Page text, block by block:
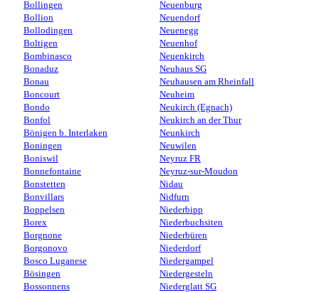
Bollingen
Bollion
Bollodingen
Boltigen
Bombinasco
Bonaduz
Bonau
Boncourt
Bondo
Bonfol
Bönigen b. Interlaken
Boningen
Boniswil
Bonnefontaine
Bonstetten
Bonvillars
Boppelsen
Borex
Borgnone
Borgonovo
Bosco Luganese
Bösingen
Bossonnens
Neuenburg
Neuendorf
Neuenegg
Neuenhof
Neuenkirch
Neuhaus SG
Neuhausen am Rheinfall
Neuheim
Neukirch (Egnach)
Neukirch an der Thur
Neunkirch
Neuwilen
Neyruz FR
Neyruz-sur-Moudon
Nidau
Nidfurn
Niederbipp
Niederbuchsiten
Niederbüren
Niederdorf
Niedergampel
Niedergesteln
Niederglatt SG